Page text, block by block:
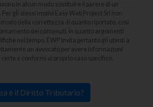
in alcun modo sostituire il parere di un
gli stessi motivi Easy Web Project Srl non
della correttezza di quanto riportato, così
dei contenuti, in quanto argomenti
nel tempo. EWP invita pertanto gli utenti a
un avvocato per avere informazioni
e conformi al proprio caso specifico.
è il Diritto Tributario?